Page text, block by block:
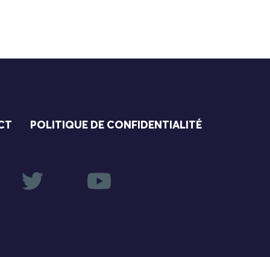
POLITIQUE DE CONFIDENTIALITÉ